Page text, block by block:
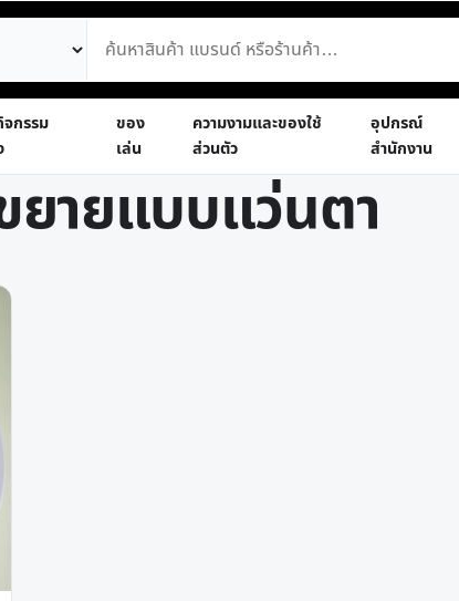
กรรม
ของ
เล่น
ความงามและของใช้
ส่วนตัว
อุปกรณ์
สำนักงาน
ยายแบบแว่นตา